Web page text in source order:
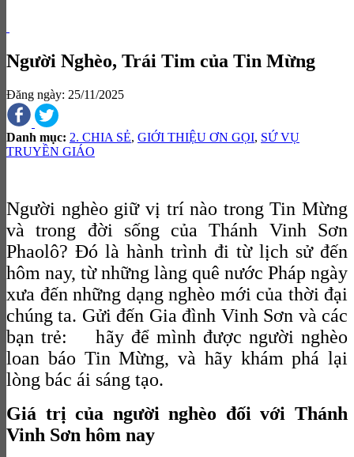
Người Nghèo, Trái Tim của Tin Mừng
Đăng ngày: 25/11/2025
Danh mục: 2. CHIA SẺ, GIỚI THIỆU ƠN GỌI, SỨ VỤ
TRUYỀN GIÁO
Người nghèo giữ vị trí nào trong Tin Mừng
và trong đời sống của Thánh Vinh Sơn
Phaolô? Đó là hành trình đi từ lịch sử đến
hôm nay, từ những làng quê nước Pháp ngày
xưa đến những dạng nghèo mới của thời đại
chúng ta. Gửi đến Gia đình Vinh Sơn và các
bạn trẻ: hãy để mình được người nghèo
loan báo Tin Mừng, và hãy khám phá lại
lòng bác ái sáng tạo.
Giá trị của người nghèo đối với Thánh
Vinh Sơn hôm nay